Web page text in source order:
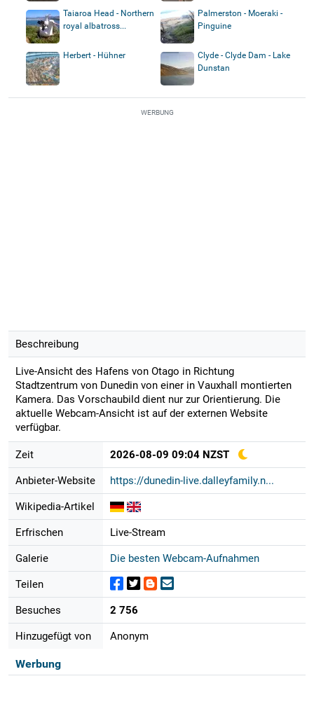
Taiaroa Head - Northern
royal albatross...
Palmerston - Moeraki -
Pinguine
Herbert - Hühner
Clyde - Clyde Dam - Lake
Dunstan
WERBUNG
Beschreibung
Live-Ansicht des Hafens von Otago in Richtung
Stadtzentrum von Dunedin von einer in Vauxhall montierten
Kamera. Das Vorschaubild dient nur zur Orientierung. Die
aktuelle Webcam-Ansicht ist auf der externen Website
verfügbar.
Zeit 2026-08-09 09:04 NZST
Anbieter-Website https://dunedin-live.dalleyfamily.n...
Wikipedia-Artikel
Erfrischen Live-Stream
Galerie Die besten Webcam-Aufnahmen
Teilen
Besuches 2 756
Hinzugefügt von Anonym
Werbung